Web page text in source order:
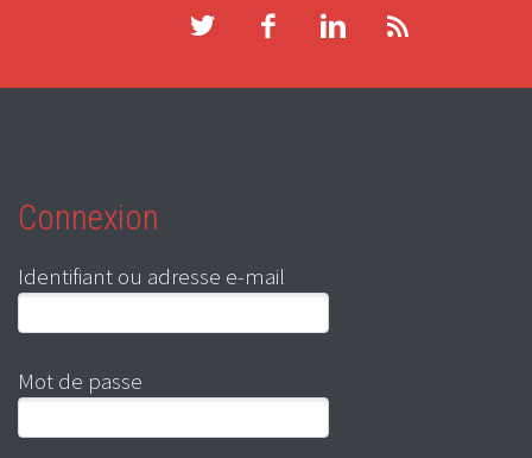
Connexion
Identifiant ou adresse e-mail
Mot de passe